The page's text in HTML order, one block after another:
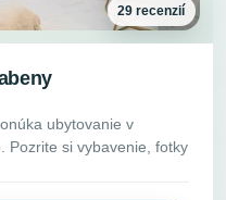
29 recenzií
ubytovanie v
Pozrite si vybavenie, fotky